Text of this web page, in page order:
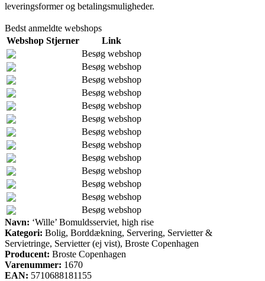
leveringsformer og betalingsmuligheder.
Bedst anmeldte webshops
Webshop Stjerner
Link
Besøg webshop
Besøg webshop
Besøg webshop
Besøg webshop
Besøg webshop
Besøg webshop
Besøg webshop
Besøg webshop
Besøg webshop
Besøg webshop
Besøg webshop
Besøg webshop
Besøg webshop
Navn: ‘Wille’ Bomuldsserviet, high rise
Kategori: Bolig, Borddækning, Servering, Servietter &
Servietringe, Servietter (ej vist), Broste Copenhagen
Producent: Broste Copenhagen
Varenummer: 1670
EAN: 5710688181155